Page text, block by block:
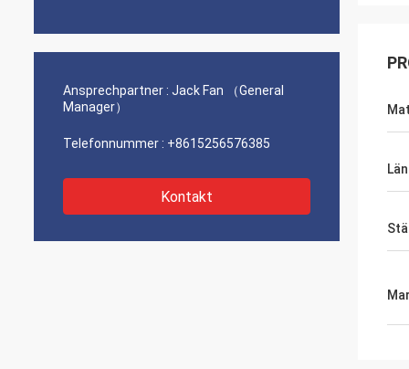
Ansprechpartner : Jack Fan （General
Manager）
Telefonnummer : +8615256576385
Kontakt